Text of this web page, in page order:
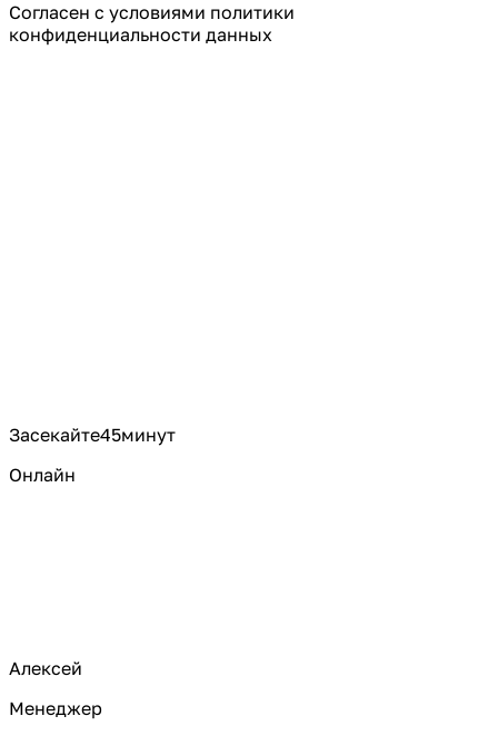
Cогласен с условиями политики
конфиденциальности данных
Засекайте45минут
Онлайн
Алексей
Менеджер